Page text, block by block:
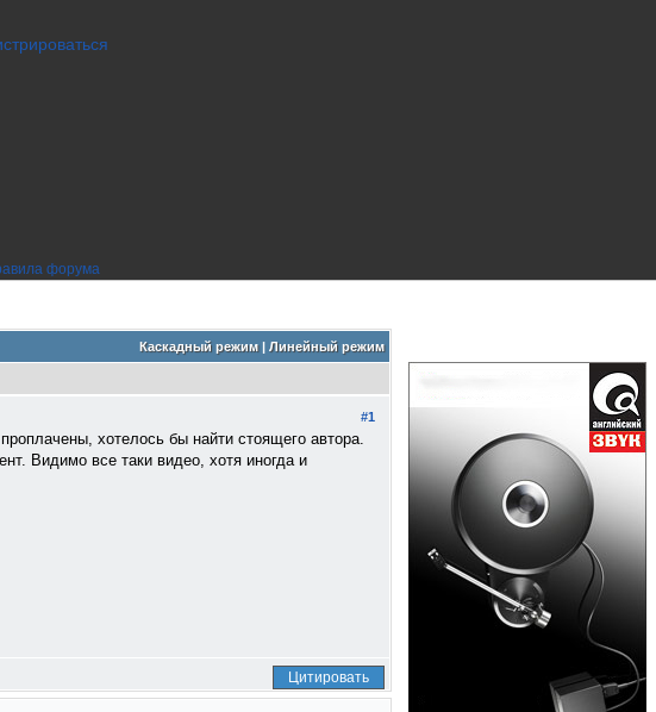
Каскадный режим| Линейный режим
#1
хотелось бы найти стоящего автора.
Видимо все таки видео, хотя иногда и
Цитировать